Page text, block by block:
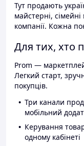
Тут продають
майстерні,
компанії. Кожна
Для тих, хто
Prom —
Легкий старт,
покупців.
Три канали
мобільний
Керування
одному кабінеті